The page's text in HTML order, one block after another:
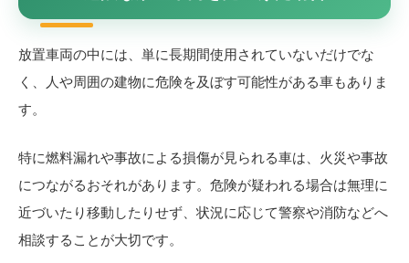
放置車両の中には、単に長期間使用されていないだけでな
く、人や周囲の建物に危険を及ぼす可能性がある車もありま
す。
特に燃料漏れや事故による損傷が見られる車は、火災や事故
につながるおそれがあります。危険が疑われる場合は無理に
近づいたり移動したりせず、状況に応じて警察や消防などへ
相談することが大切です。